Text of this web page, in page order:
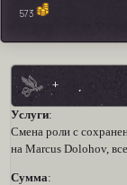
573
+
Услуги:
Смена роли с
на Marcus Dolohov,
Сумма: